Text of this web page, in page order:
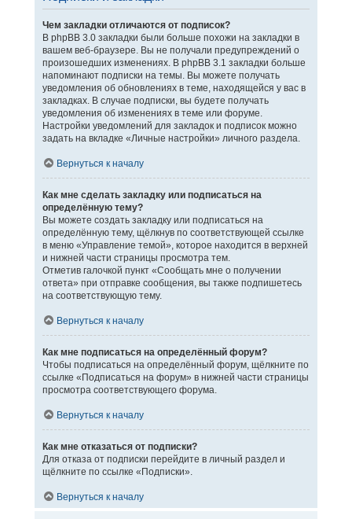
Чем закладки отличаются от подписок?
В phpBB 3.0 закладки были больше похожи на закладки в
вашем веб-браузере. Вы не получали предупреждений о
произошедших изменениях. В phpBB 3.1 закладки больше
напоминают подписки на темы. Вы можете получать
уведомления об обновлениях в теме, находящейся у вас в
закладках. В случае подписки, вы будете получать
уведомления об изменениях в теме или форуме.
Настройки уведомлений для закладок и подписок можно
задать на вкладке «Личные настройки» личного раздела.
Вернуться к началу
Как мне сделать закладку или подписаться на
определённую тему?
Вы можете создать закладку или подписаться на
определённую тему, щёлкнув по соответствующей ссылке
в меню «Управление темой», которое находится в верхней
и нижней части страницы просмотра тем.
Отметив галочкой пункт «Сообщать мне о получении
ответа» при отправке сообщения, вы также подпишетесь
на соответствующую тему.
Вернуться к началу
Как мне подписаться на определённый форум?
Чтобы подписаться на определённый форум, щёлкните по
ссылке «Подписаться на форум» в нижней части страницы
просмотра соответствующего форума.
Вернуться к началу
Как мне отказаться от подписки?
Для отказа от подписки перейдите в личный раздел и
щёлкните по ссылке «Подписки».
Вернуться к началу